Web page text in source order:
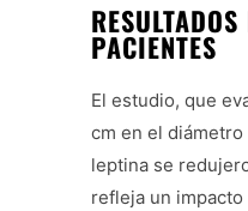
PACIENTES
El estudio, que
cm en el
leptina se
refleja un